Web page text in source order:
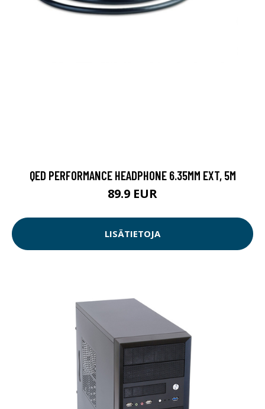
QED PERFORMANCE HEADPHONE 6.35MM EXT, 5M
89.9 EUR
LISÄTIETOJA